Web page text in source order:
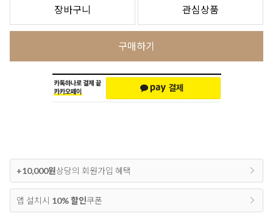
장바구니 관심상품
구매하기
+10,000원상당의 회원가입 혜택
앱 설치시 10% 할인쿠폰